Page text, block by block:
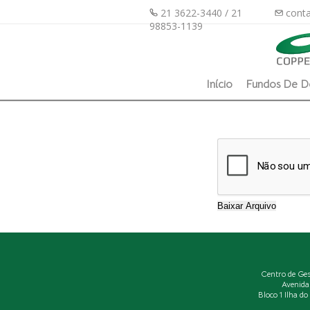
21 3622-3440 / 21
98853-1139
Início Fundos De
Centro de
Bloco 1 Ilha